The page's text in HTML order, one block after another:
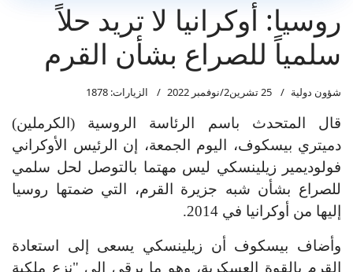
روسيا: أوكرانيا لا تريد حلاً
سلمياً للصراع بشأن القرم
شؤون دولية 25 تشرين2/نوفمبر 2022 الزيارات: 1878
قال المتحدث باسم الرئاسة الروسية (الكرملين)
دميتري بيسكوف، اليوم الجمعة، إن الرئيس الأوكراني
فولوديمير زيلينسكي ليس مهتما بالتوصل لحل سلمي
للصراع بشأن شبه جزيرة القرم، التي ضمتها روسيا
إليها من أوكرانيا في 2014.
وأضاف بيسكوف أن زيلينسكي يسعى إلى استعادة
القرم بالقوة العسكرية، وهو ما يرقى إلى "نزع ملكية